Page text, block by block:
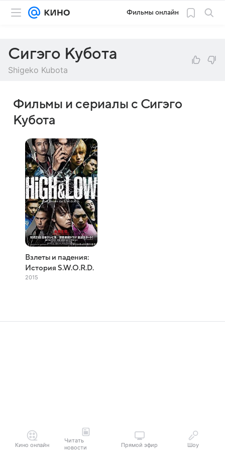
Фильмы онлайн
Сигэго Кубота
Shigeko Kubota
Фильмы и сериалы с Сигэго
Кубота
Взлеты и падения:
История S.W.O.R.D.
2015
Кино онлайн
Читать
новости
Прямой эфир Шоу